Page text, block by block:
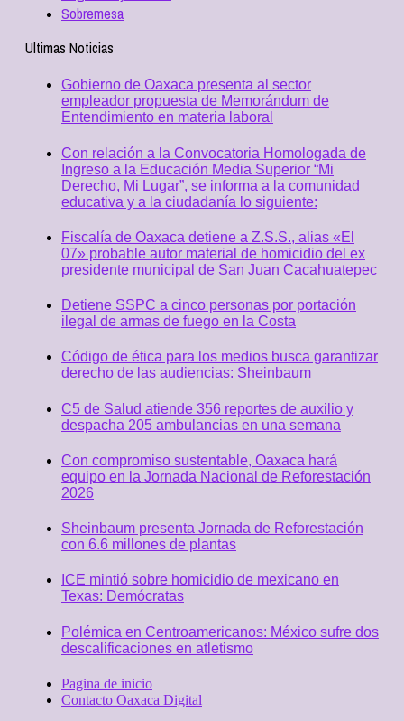
Sobremesa
Ultimas Noticias
Gobierno de Oaxaca presenta al sector
empleador propuesta de Memorándum de
Entendimiento en materia laboral
Con relación a la Convocatoria Homologada de
Ingreso a la Educación Media Superior “Mi
Derecho, Mi Lugar”, se informa a la comunidad
educativa y a la ciudadanía lo siguiente:
Fiscalía de Oaxaca detiene a Z.S.S., alias «El
07» probable autor material de homicidio del ex
presidente municipal de San Juan Cacahuatepec
Detiene SSPC a cinco personas por portación
ilegal de armas de fuego en la Costa
Código de ética para los medios busca garantizar
derecho de las audiencias: Sheinbaum
C5 de Salud atiende 356 reportes de auxilio y
despacha 205 ambulancias en una semana
Con compromiso sustentable, Oaxaca hará
equipo en la Jornada Nacional de Reforestación
2026
Sheinbaum presenta Jornada de Reforestación
con 6.6 millones de plantas
ICE mintió sobre homicidio de mexicano en
Texas: Demócratas
Polémica en Centroamericanos: México sufre dos
descalificaciones en atletismo
Pagina de inicio
Contacto Oaxaca Digital